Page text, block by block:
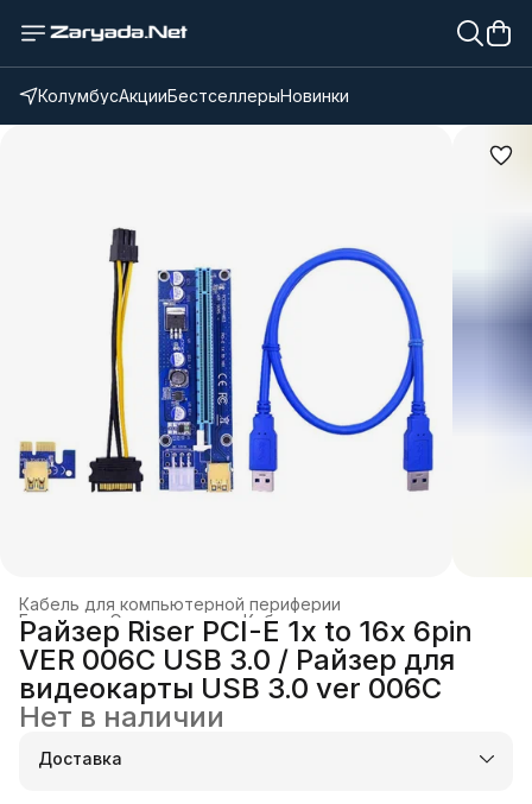
КолумбусАкцииБестселлерыНовинки
Кабель для компьютерной периферии
Кабели и переходники
Электроника ›
Главная
Райзер Riser PCI-E 1x to 16х 6pin
VER 006C USB 3.0 / Райзер для
видеокарты USB 3.0 ver 006С
Нет в наличии
Доставка